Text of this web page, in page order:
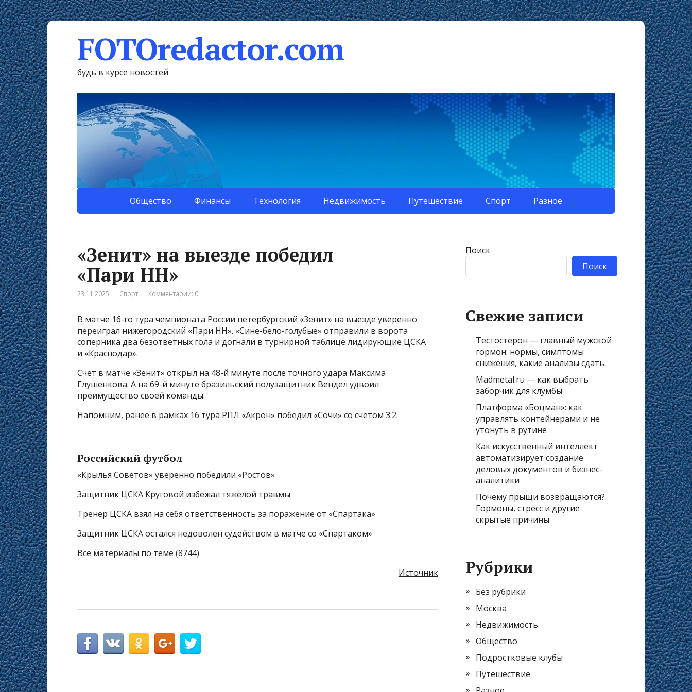
FOTOredactor.com
будь в курсе новостей
Общество Финансы Технология Недвижимость Путешествие Спорт Разное
«Зенит» на выезде победил
«Пари НН»
23.11.2025 Спорт Комментарии: 0
В матче 16-го тура чемпионата России петербургский «Зенит» на выезде уверенно
переиграл нижегородский «Пари НН». «Сине-бело-голубые» отправили в ворота
соперника два безответных гола и догнали в турнирной таблице лидирующие ЦСКА
и «Краснодар».
Счёт в матче «Зенит» открыл на 48-й минуте после точного удара Максима
Глушенкова. А на 69-й минуте бразильский полузащитник Вендел удвоил
преимущество своей команды.
Напомним, ранее в рамках 16 тура РПЛ «Акрон» победил «Сочи» со счётом 3:2.
Российский футбол
«Крылья Советов» уверенно победили «Ростов»
Защитник ЦСКА Круговой избежал тяжелой травмы
Тренер ЦСКА взял на себя ответственность за поражение от «Спартака»
Защитник ЦСКА остался недоволен судейством в матче со «Спартаком»
Все материалы по теме (8744)
Источник
Поиск
Поиск
Свежие записи
Тестостерон — главный мужской
гормон: нормы, симптомы
снижения, какие анализы сдать.
Madmetal.ru — как выбрать
заборчик для клумбы
Платформа «Боцман»: как
управлять контейнерами и не
утонуть в рутине
Как искусственный интеллект
автоматизирует создание
деловых документов и бизнес-
аналитики
Почему прыщи возвращаются?
Гормоны, стресс и другие
скрытые причины
Рубрики
Без рубрики
Москва
Недвижимость
Общество
Подростковые клубы
Путешествие